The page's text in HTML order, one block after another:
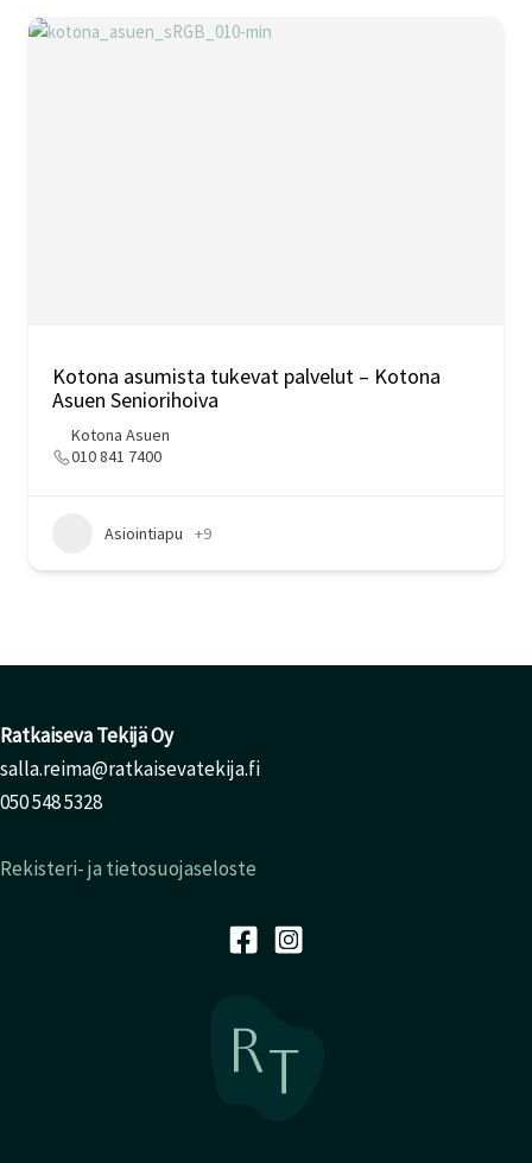
Kotona asumista tukevat palvelut – Kotona
Asuen Seniorihoiva
Kotona Asuen
010 841 7400
Asiointiapu +9
Ratkaiseva Tekijä Oy
salla.reima@ratkaisevatekija.fi
050 548 5328
Rekisteri- ja tietosuojaseloste